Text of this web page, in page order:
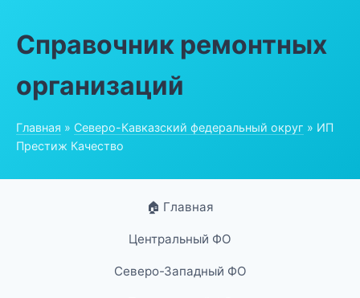
Справочник ремонтных
организаций
Главная » Северо-Кавказский федеральный округ » ИП
Престиж Качество
🏠 Главная
Центральный ФО
Северо-Западный ФО